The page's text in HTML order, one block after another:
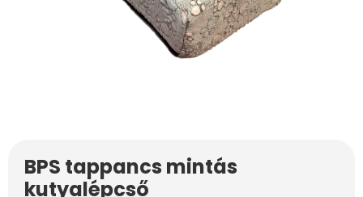
BPS tappancs mintás
kutyalépcső